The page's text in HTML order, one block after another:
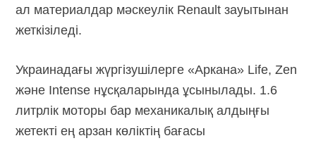
ал материалдар мәскеулік Renault зауытынан
жеткізіледі.
Украинадағы жүргізушілерге «Аркана» Life, Zen
және Intense нұсқаларында ұсынылады. 1.6
литрлік моторы бар механикалық алдыңғы
жетекті ең арзан көліктің бағасы